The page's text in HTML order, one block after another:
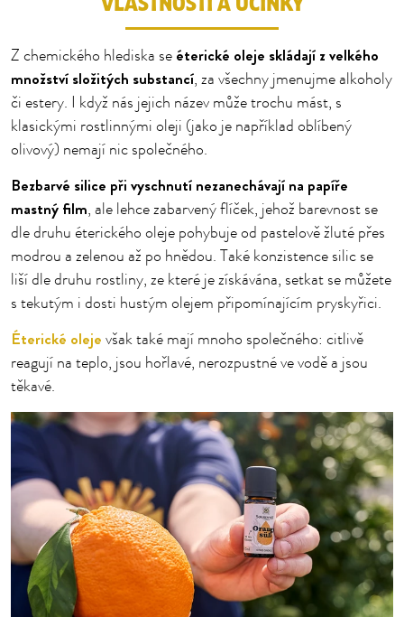
Z chemického hlediska se éterické oleje skládají z velkého
množství složitých substancí, za všechny jmenujme alkoholy
či estery. I když nás jejich název může trochu mást, s
klasickými rostlinnými oleji (jako je například oblíbený
olivový) nemají nic společného.
Bezbarvé silice při vyschnutí nezanechávají na papíře
mastný film, ale lehce zabarvený flíček, jehož barevnost se
dle druhu éterického oleje pohybuje od pastelově žluté přes
modrou a zelenou až po hnědou. Také konzistence silic se
liší dle druhu rostliny, ze které je získávána, setkat se můžete
s tekutým i dosti hustým olejem připomínajícím pryskyřici.
Éterické oleje však také mají mnoho společného: citlivě
reagují na teplo, jsou hořlavé, nerozpustné ve vodě a jsou
těkavé.